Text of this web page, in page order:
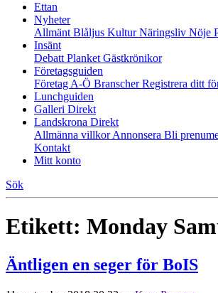
Ettan
Nyheter
Allmänt Blåljus KulturNäringsliv Nöje
Insänt
Debatt Planket Gästkrönikor
Företagsguiden
Företag A-Ö BranscherRegistrera ditt
Lunchguiden
Galleri Direkt
Landskrona Direkt
Allmänna villkorAnnonsera Bli
Kontakt
Mitt konto
Sök
Etikett: Monday
Äntligen en seger för BoIS